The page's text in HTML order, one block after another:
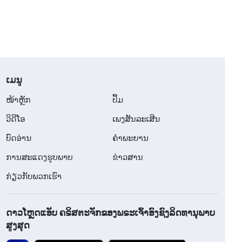
​ເມ​ນູ
​ໜ້າຫຼັກ
ປຶ້ມ
ວິ​ດີ​ໂອ
ເພງສັນລະເສີນ
ບົດອ່ານ
ຄຳພະຍານ
ການສະແດງຮູບພາບ
ຂ່າວສານ
ກ່ຽວກັບພວກເຮົາ
ດາວໂຫຼດແອັບ ຄຣິສຕະຈັກຂອງພຣະເຈົ້າອົງຊົງລິດທານຸພາບ
ສູງສຸດ